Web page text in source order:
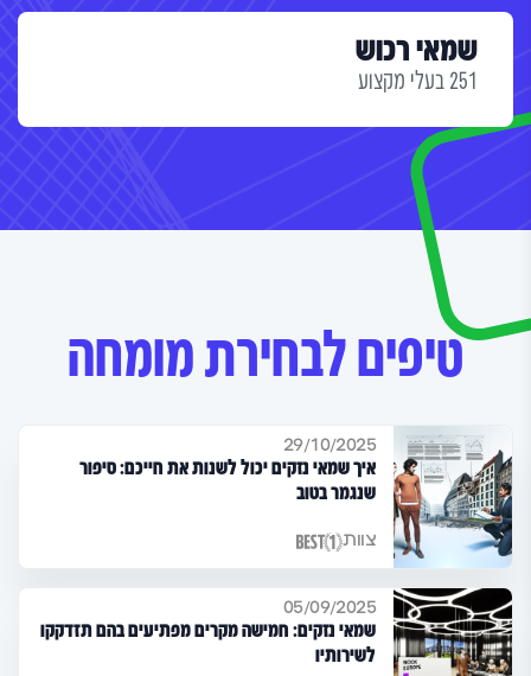
שמאי רכוש
251 בעלי מקצוע
טיפים לבחירת מומחה
29/10/2025
איך שמאי נזקים יכול לשנות את חייכם: סיפור
שנגמר בטוב
צוות
05/09/2025
שמאי נזקים: חמישה מקרים מפתיעים בהם תזדקקו
לשירותיו